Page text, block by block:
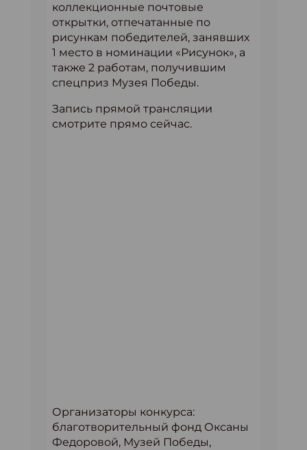
коллекционные почтовые
открытки, отпечатанные по
рисункам победителей, занявших
1 место в номинации «Рисунок», а
также 2 работам, получившим
спецприз Музея Победы.
Запись прямой трансляции
смотрите прямо сейчас.
Организаторы конкурса:
благотворительный фонд Оксаны
Федоровой, Музей Победы,